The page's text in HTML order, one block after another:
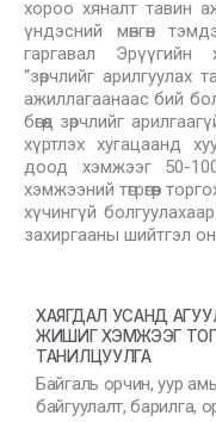
хороо хяналт тавин
үндэсний мөнгөн
гаргавал Эрүүгийн
“зөрчлийг
ажиллагаанаас бий
бөгөөд зөрчлийг
хүртлэх хугацаанд
доод хэмжээг 50-
хэмжээний төгрөгөөр
хүчингүй
захиргааны шийтгэл
ХАЯГДАЛ УСАНД
ЖИШИГ ХЭМЖЭЭГ
ТАНИЛЦУУЛГА
Байгаль орчин, уур
байгуулалт, барилга,